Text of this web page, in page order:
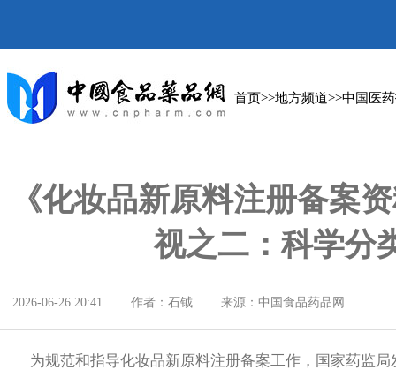
首页>>地方频道>>中国医
《化妆品新原料注册备案
视之二：科学分
2026-06-26 20:41 作者：石钺 来源：中国食品药品网
为规范和指导化妆品新原料注册备案工作，国家药监局